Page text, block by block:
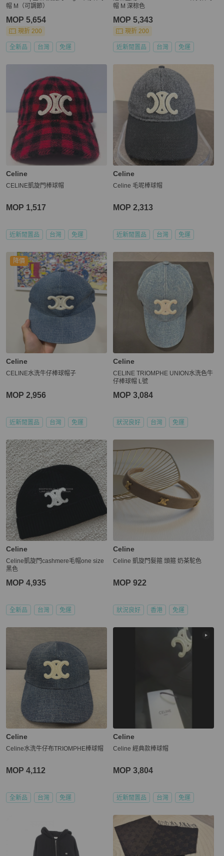
帽 M（可調節）
MOP 5,654
現折 200
全新品 台灣 免運
帽 M 深棕色
MOP 5,343
現折 200
近新閒置品 台灣 免運
Celine
CELINE凱旋門棒球帽
MOP 1,517
近新閒置品 台灣 免運
Celine
Celine 毛呢棒球帽
MOP 2,313
近新閒置品 台灣 免運
降價
Celine
CELINE水洗牛仔棒球帽子
MOP 2,956
近新閒置品 台灣 免運
Celine
CELINE TRIOMPHE UNION水洗色牛
仔棒球帽 L號
MOP 3,084
狀況良好 台灣 免運
Celine
Celine凱旋門cashmere毛帽one size
黑色
MOP 4,935
全新品 台灣 免運
Celine
Celine 凱旋門髮箍 頭箍 奶茶駝色
MOP 922
狀況良好 香港 免運
Celine
Celine水洗牛仔布TRIOMPHE棒球帽
MOP 4,112
全新品 台灣 免運
Celine
Celine 經典款棒球帽
MOP 3,804
近新閒置品 台灣 免運